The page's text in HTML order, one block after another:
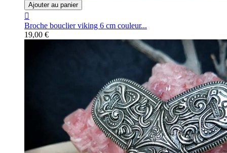
Ajouter au panier

Broche bouclier viking 6 cm couleur...
19,00 €